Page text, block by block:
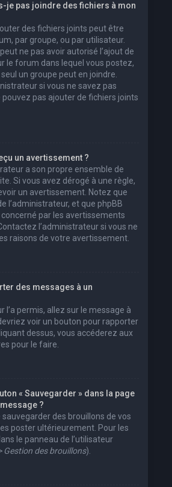
je pas joindre des fichiers à mon
des fichiers joints peut être
par groupe, ou par utilisateur.
ne pas avoir autorisé l’ajout de
le forum dans lequel vous postez,
un groupe peut en joindre.
si vous ne savez pas
pouvez pas ajouter de fichiers joints
un avertissement ?
a son propre ensemble de
Si vous avez dérogé à une règle,
un avertissement. Notez que
l’administrateur, et que phpBB
concerné par les avertissements
l’administrateur si vous ne
raisons de votre avertissement.
des messages à un
l’a permis, allez sur le message à
voir un bouton pour rapporter
dessus, vous accéderez aux
pour le faire.
« Sauvegarder » dans la page
?
sauvegarder des brouillons de vos
poster ultérieurement. Pour les
le panneau de l’utilisateur
Gestion des brouillons).